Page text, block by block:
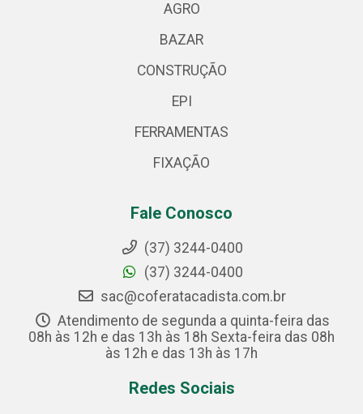
AGRO
BAZAR
CONSTRUÇÃO
EPI
FERRAMENTAS
FIXAÇÃO
Fale Conosco
(37) 3244-0400
(37) 3244-0400
sac@coferatacadista.com.br
Atendimento de segunda a quinta-feira das
08h às 12h e das 13h às 18h Sexta-feira das 08h
às 12h e das 13h às 17h
Redes Sociais